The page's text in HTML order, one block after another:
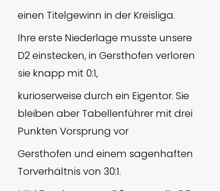
einen Titelgewinn in der Kreisliga.
Ihre erste Niederlage musste unsere
D2 einstecken, in Gersthofen verloren
sie knapp mit 0:1,
kurioserweise durch ein Eigentor. Sie
bleiben aber Tabellenführer mit drei
Punkten Vorsprung vor
Gersthofen und einem sagenhaften
Torverhältnis von 30:1.